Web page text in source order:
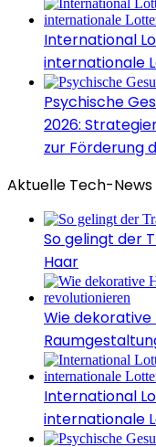
International
internationale
Psychische
2026:
zur Förderung
Aktuelle Tech-News
So gelingt der
Haar
Wie
International
internationale